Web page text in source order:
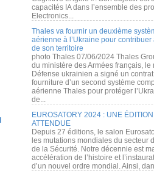
capacités IA dans l’ensemble des
Electronics...
Thales va fournir un deuxième
aérienne à l’Ukraine pour contribuer
de son territoire
photo Thales 07/06/2024 Thales
du ministère des Armées français, le
Défense ukrainien a signé un
fourniture d’un second système
aérienne Thales pour protéger
de...
EUROSATORY 2024 : UNE
ATTENDUE
Depuis 27 éditions, le salon
les mutations mondiales du secteur
de la Sécurité. Notre décennie est
accélération de l’histoire et
d’un nouvel ordre mondial. Ainsi,